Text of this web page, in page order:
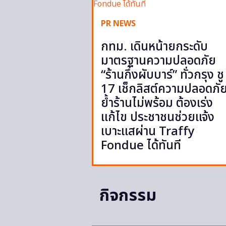
PR NEWS
กทม. เดินหน้ายกระดับ
มาตรฐานความปลอดภัย
“ร้านกึ่งผับบาร์” ทั่วกรุง ชู
17 เช็กลิสต์ความปลอดภั
ย้ำร้านไม่พร้อม ต้องเร่ง
แก้ไข ประชาชนช่วยแจ้ง
เบาะแสผ่าน Traffy
Fondue ได้ทันที
กิจกรรม